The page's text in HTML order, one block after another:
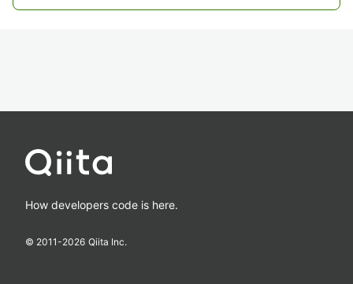
How developers code is here.
© 2011-2026 Qiita Inc.